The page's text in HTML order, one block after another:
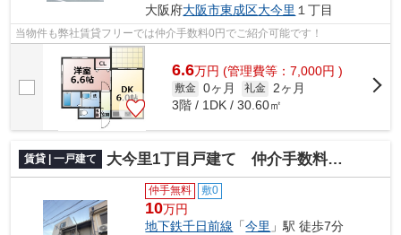
大阪府大阪市東成区大今里 １丁目
当物件も弊社賃貸フリーでは仲介手数料0円でご紹介可能です！
6.6万円 (管理費等：7,000円 )
敷金 0ヶ月 礼金
2ヶ月
3階 / 1DK / 30.60㎡
賃貸 | 一戸建て 大今里1丁目戸建て 仲介手数料無料
仲手無料 敷0
10万円
地下鉄千日前線 「今里 」駅 徒歩7分